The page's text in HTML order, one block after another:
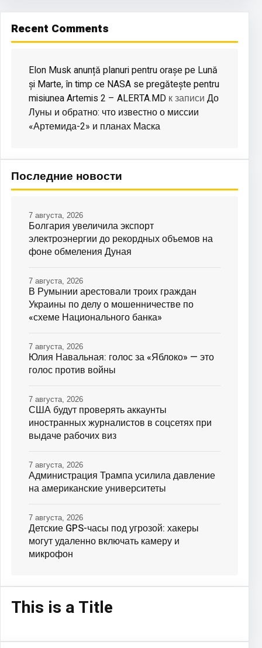
Recent Comments
Elon Musk anunță planuri pentru orașe pe Lună
și Marte, în timp ce NASA se pregătește pentru
misiunea Artemis 2 – ALERTA.MD к записи До
Луны и обратно: что известно о миссии
«Артемида-2» и планах Маска
Последние новости
Болгария увеличила экспорт
электроэнергии до рекордных объемов на
фоне обмеления Дуная
7 августа, 2026
В Румынии арестовали троих граждан
Украины по делу о мошенничестве по
«схеме Национального банка»
7 августа, 2026
Юлия Навальная: голос за «Яблоко» — это
голос против войны
7 августа, 2026
США будут проверять аккаунты
иностранных журналистов в соцсетях при
выдаче рабочих виз
7 августа, 2026
Администрация Трампа усилила давление
на американские университеты
7 августа, 2026
Детские GPS-часы под угрозой: хакеры
могут удаленно включать камеру и
микрофон
7 августа, 2026
This is a Title